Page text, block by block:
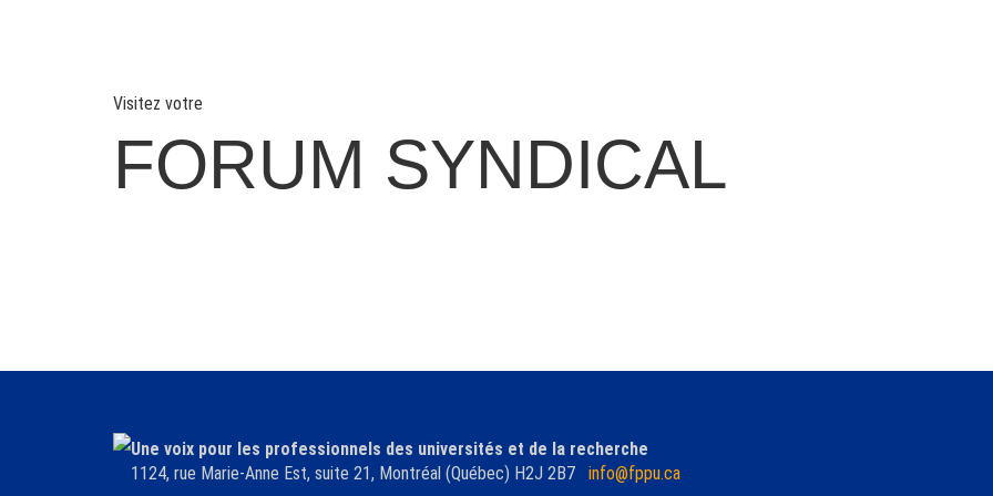
Visitez votre
FORUM SYNDICAL
Une voix pour les professionnels des universités et de la recherche
1124, rue Marie-Anne Est, suite 21, Montréal (Québec) H2J 2B7 info@fppu.ca